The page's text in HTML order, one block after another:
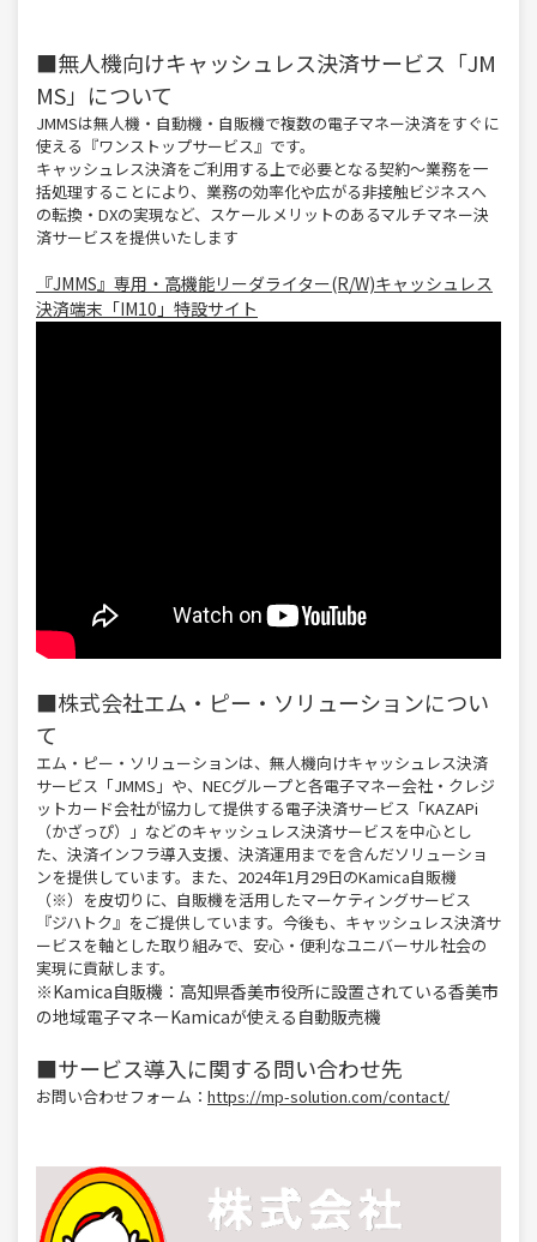
■無人機向けキャッシュレス決済サービス「JM
MS」について
JMMSは無人機・自動機・自販機で複数の電子マネー決済をすぐに
使える『ワンストップサービス』です。
キャッシュレス決済をご利用する上で必要となる契約～業務を一
括処理することにより、業務の効率化や広がる非接触ビジネスへ
の転換・DXの実現など、スケールメリットのあるマルチマネー決
済サービスを提供いたします
『JMMS』専用・高機能リーダライター(R/W)キャッシュレス
決済端末「IM10」特設サイト
■株式会社エム・ピー・ソリューションについ
て
エム・ピー・ソリューションは、無人機向けキャッシュレス決済
サービス「JMMS」や、NECグループと各電子マネー会社・クレジ
ットカード会社が協力して提供する電子決済サービス「KAZAPi
（かざっぴ）」などのキャッシュレス決済サービスを中心とし
た、決済インフラ導入支援、決済運用までを含んだソリューショ
ンを提供しています。また、2024年1月29日のKamica自販機
（※）を皮切りに、自販機を活用したマーケティングサービス
『ジハトク』をご提供しています。今後も、キャッシュレス決済サ
ービスを軸とした取り組みで、安心・便利なユニバーサル社会の
実現に貢献します。
※Kamica自販機：高知県香美市役所に設置されている香美市
の地域電子マネーKamicaが使える自動販売機
■サービス導入に関する問い合わせ先
お問い合わせフォーム： https://mp-solution.com/contact/